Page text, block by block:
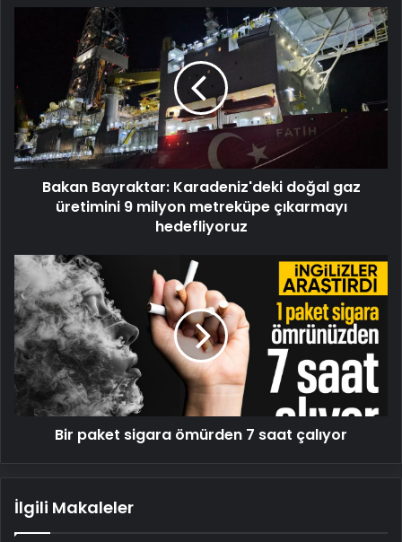
Karadeniz'deki
gaz
üretimini
9
milyon
metreküpe
çıkarmayı
hedefliyoruz
Bakan Bayraktar: Karadeniz'deki doğal gaz
üretimini 9 milyon metreküpe çıkarmayı
hedefliyoruz
Bir
paket
sigara
ömürden
7
saat
çalıyor
Bir paket sigara ömürden 7 saat çalıyor
İlgili Makaleler